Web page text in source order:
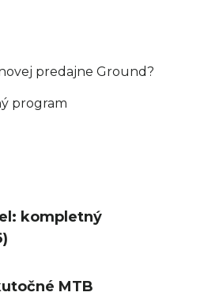
predajne Ground?
program
kompletný
MTB